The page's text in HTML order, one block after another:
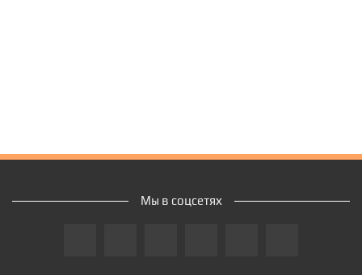
Мы в соцсетях